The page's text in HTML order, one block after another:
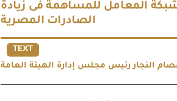
شبكة المعامل للمساهمة فى زيادة
الصادرات المصرية
TEXT